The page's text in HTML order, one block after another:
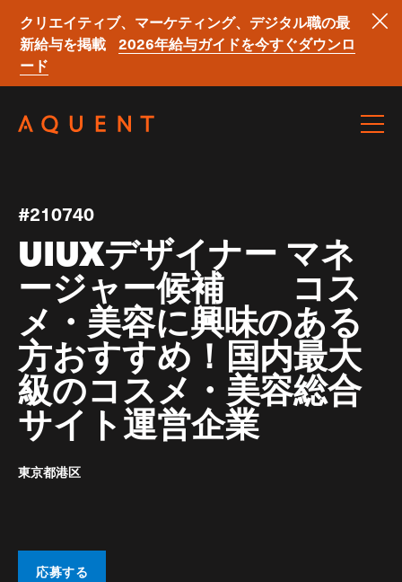
クリエイティブ、マーケティング、デジタル職の最
新給与を掲載
2026年給与ガイドを今すぐダウンロ
ード
#210740
UIUXデザイナー マネ
ージャー候補 コス
メ・美容に興味のある
方おすすめ！国内最大
級のコスメ・美容総合
サイト 運営企業
東京都港区
応募する